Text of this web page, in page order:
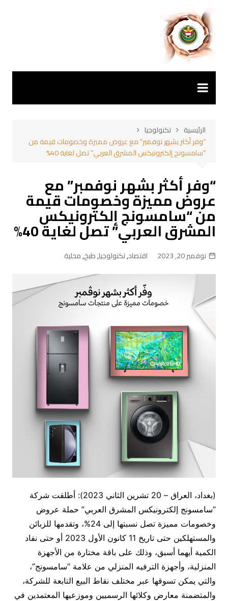
المحتوى
الرئيسية
تكنولوجيا
“وفر أكثر بشهر نوفمبر” مع عروض مميزة وخصومات قيمة من
“سامسونج إلكترونيكس المشرق العربي” تصل لغاية 40%
“وفر أكثر بشهر نوفمبر” مع
عروض مميزة وخصومات قيمة
من “سامسونج إلكترونيكس
المشرق العربي” تصل لغاية 40%
نوفمبر 20, 2023 اقتصاد,تكنولوجيا,طبخ,محلية
(بغداد، العراق – 20 تشرين الثاني 2023): أطلقت شركة
“سامسونج إلكترونيكس المشرق العربي” حملة عروض
وخصومات مميزة تصل نسبتها إلى 24%، وتقدمها للزبائن
والمستهلكين حتى تاريخ 11 كانون الأول 2023 أو حتى نفاد
الكمية أيهما أسبق، وذلك على باقة مختارة من الأجهزة
المنزلية، وأجهزة الترفيه المنزلي من علامة “سامسونج”،
والتي يمكن تسوقها عبر مختلف نقاط البيع التابعة للشركة،
والمتضمنة معارض وكلائها الرسميين وموزعيها المعتمدين في